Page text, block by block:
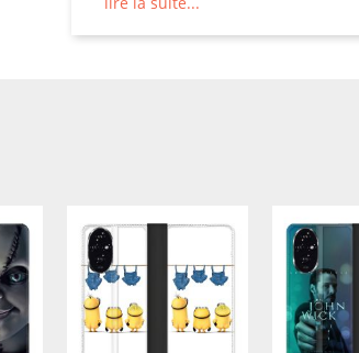
fonctionnalités. Ne laissez pas